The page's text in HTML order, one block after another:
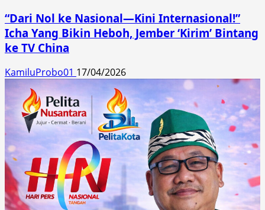
“Dari Nol ke Nasional—Kini Internasional!”
Icha Yang Bikin Heboh, Jember ‘Kirim’ Bintang
ke TV China
KamiluProbo01 17/04/2026